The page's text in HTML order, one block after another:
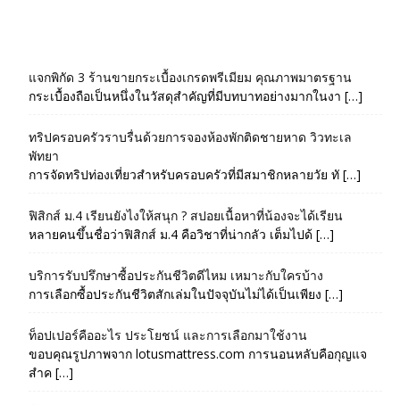
แจกพิกัด 3 ร้านขายกระเบื้องเกรดพรีเมียม คุณภาพมาตรฐาน
กระเบื้องถือเป็นหนึ่งในวัสดุสำคัญที่มีบทบาทอย่างมากในงา […]
ทริปครอบครัวราบรื่นด้วยการจองห้องพักติดชายหาด วิวทะเล
พัทยา
การจัดทริปท่องเที่ยวสำหรับครอบครัวที่มีสมาชิกหลายวัย ทั […]
ฟิสิกส์ ม.4 เรียนยังไงให้สนุก ? สปอยเนื้อหาที่น้องจะได้เรียน
หลายคนขึ้นชื่อว่าฟิสิกส์ ม.4 คือวิชาที่น่ากลัว เต็มไปด้ […]
บริการรับปรึกษาซื้อประกันชีวิตดีไหม เหมาะกับใครบ้าง
การเลือกซื้อประกันชีวิตสักเล่มในปัจจุบันไม่ได้เป็นเพียง […]
ท็อปเปอร์คืออะไร ประโยชน์ และการเลือกมาใช้งาน
ขอบคุณรูปภาพจาก lotusmattress.com การนอนหลับคือกุญแจ
สำค […]